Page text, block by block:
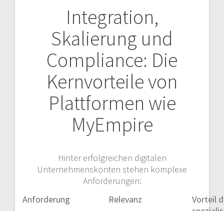
Integration,
Skalierung und
Compliance: Die
Kernvorteile von
Plattformen wie
MyEmpire
Hinter erfolgreichen digitalen
Unternehmenskonten stehen komplexe
Anforderungen:
Anforderung
Relevanz
Vorteil